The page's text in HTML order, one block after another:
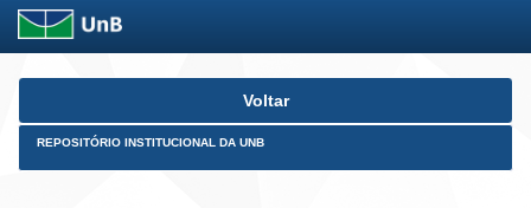
Skip
Voltar
REPOSITÓRIO INSTITUCIONAL DA UNB